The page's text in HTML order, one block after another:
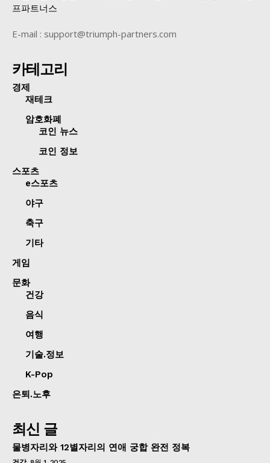
프파트너스
E-mail : support@triumph-partners.com
카테고리
경제
재테크
암호화폐
코인 뉴스
코인 정보
스포츠
e스포츠
야구
축구
기타
게임
문화
건강
음식
여행
기술.정보
K-Pop
은퇴.노후
최신 글
물병자리와 12별자리의 연애 궁합 완전 정복